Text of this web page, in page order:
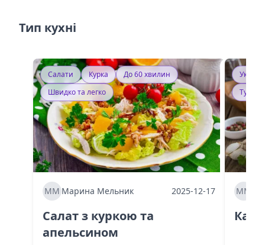
Тип кухні
Салати Курка
До 60 хвилин
Швидко та легко
ММ Марина Мельник 2025-12-17
Салат з куркою та
апельсином
ММ